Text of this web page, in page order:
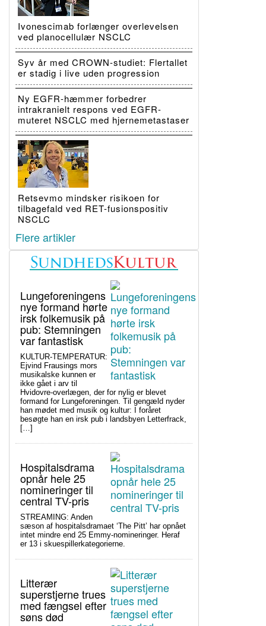
Ivonescimab forlænger overlevelsen
ved planocellulær NSCLC
Syv år med CROWN-studiet: Flertallet
er stadig i live uden progression
Ny EGFR-hæmmer forbedrer
intrakranielt respons ved EGFR-
muteret NSCLC med hjernemetastaser
Retsevmo mindsker risikoen for
tilbagefald ved RET-fusionspositiv
NSCLC
Flere artikler
Lungeforeningens
nye formand hørte
irsk folkemusik på
pub: Stemningen
var fantastisk
KULTUR-TEMPERATUR:
Ejvind Frausings mors
musikalske kunnen er
ikke gået i arv til
Hvidovre-overlægen, der for nylig er blevet
formand for Lungeforeningen. Til gengæld nyder
han mødet med musik og kultur: I foråret
besøgte han en irsk pub i landsbyen Letterfrack,
[…]
Hospitalsdrama
opnår hele 25
nomineringer til
central TV-pris
STREAMING: Anden
sæson af hospitalsdramaet ‘The Pitt’ har opnået
intet mindre end 25 Emmy-nomineringer. Heraf
er 13 i skuespillerkategorierne.
Litterær
superstjerne trues
med fængsel efter
søns død